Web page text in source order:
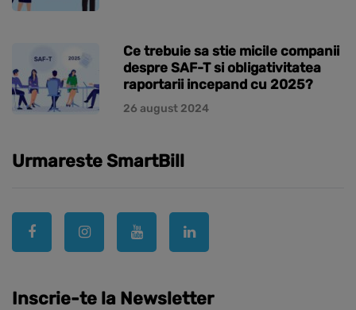
Ce trebuie sa stie micile companii
despre SAF-T si obligativitatea
raportarii incepand cu 2025?
26 august 2024
Urmareste SmartBill
Inscrie-te la Newsletter